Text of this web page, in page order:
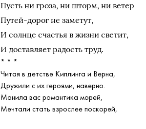
Пусть ни гроза, ни шторм, ни ветер
Путей-дорог не заметут,
И солнце счастья в жизни светит,
И доставляет радость труд.
* * *
Читая в детстве Киплинга и Верна,
Дружили с их героями, наверно.
Манила вас романтика морей,
Мечтали стать взрослее поскорей,